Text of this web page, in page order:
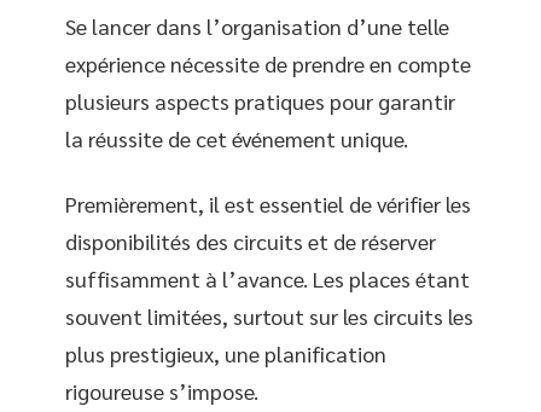
Se lancer dans l’organisation d’une telle
expérience nécessite de prendre en compte
plusieurs aspects pratiques pour garantir
la réussite de cet événement unique.
Premièrement, il est essentiel de vérifier les
disponibilités des circuits et de réserver
suffisamment à l’avance. Les places étant
souvent limitées, surtout sur les circuits les
plus prestigieux, une planification
rigoureuse s’impose.